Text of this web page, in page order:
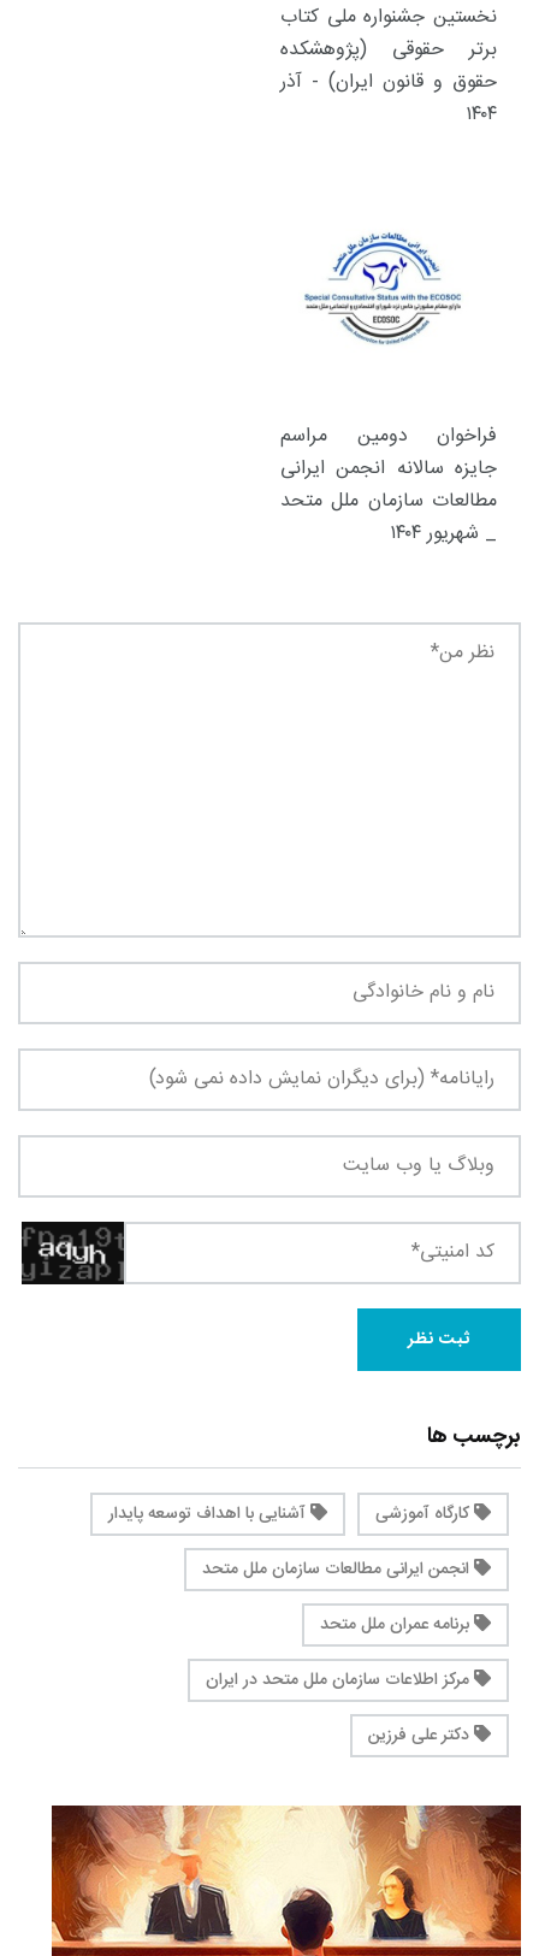
نخستین جشنواره ملی کتاب
برتر حقوقی (پژوهشکده
حقوق و قانون ایران) - آذر
۱۴۰۴
فراخوان دومین مراسم
جایزه سالانه انجمن ایرانی
مطالعات سازمان ملل متحد
_ شهریور ۱۴۰۴
برچسب ها
کارگاه آموزشی
آشنایی با اهداف توسعه پایدار
انجمن ایرانی مطالعات سازمان ملل متحد
برنامه عمران ملل متحد
مرکز اطلاعات سازمان ملل متحد در ایران
دکتر علی فرزین